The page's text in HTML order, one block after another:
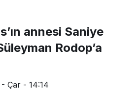
annesi Saniye
Rodop’a
Çar - 14:14